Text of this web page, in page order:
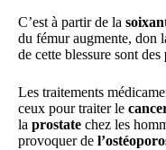
C’est à partir de la
du fémur augmente, don
de cette blessure sont des
Les traitements
ceux pour traiter le
la prostate chez les
provoquer de